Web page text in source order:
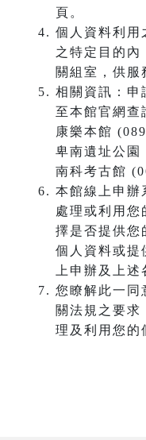
頁。
個人資料利用
之特定目的內
關組室，供服
相關資訊：申
至本館官網查
康樂本館
卑南遺址公園
南科考古館
本館線上申辦
處理或利用您
擇是否提供您
個人資料或提
上申辦及上述
您瞭解此一同
關法規之要求
理及利用您的